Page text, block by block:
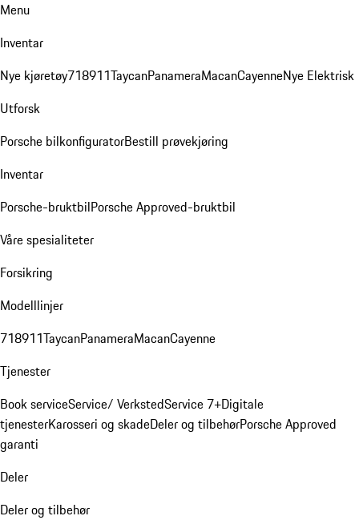
Menu
Inventar
Nye kjøretøy718911TaycanPanameraMacanCayenneNye Elektrisk
Utforsk
Porsche bilkonfiguratorBestill prøvekjøring
Inventar
Porsche-bruktbilPorsche Approved-bruktbil
Våre spesialiteter
Forsikring
Modelllinjer
718911TaycanPanameraMacanCayenne
Tjenester
Book serviceService/ VerkstedService 7+Digitale
tjenesterKarosseri og skadeDeler og tilbehørPorsche Approved
garanti
Deler
Deler og tilbehør